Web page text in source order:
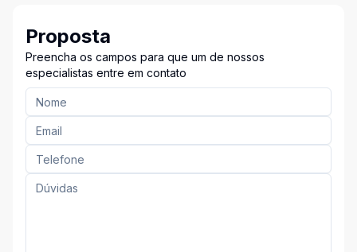
Proposta
Preencha os campos para que um de nossos
especialistas entre em contato